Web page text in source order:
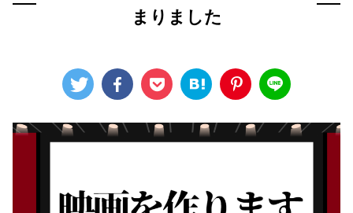
まりました